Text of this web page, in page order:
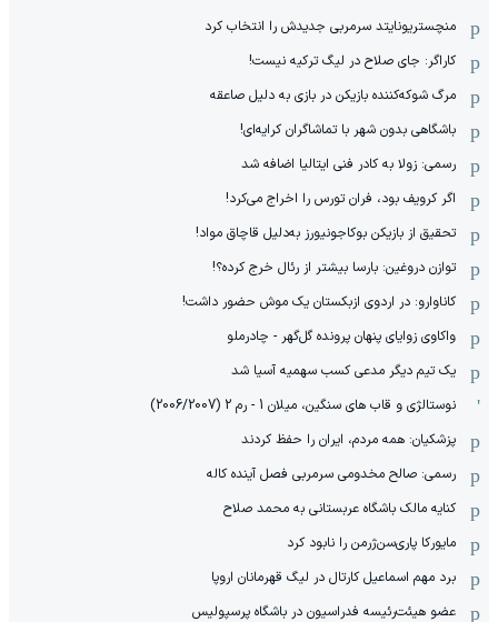
منچستریونایتد سرمربی جدیدش را انتخاب کرد
کاراگر: جای صلاح در لیگ ترکیه نیست!
مرگ شوکه‌کننده بازیکن در بازی به دلیل صاعقه
باشگاهی بدون شهر با تماشاگران کرایه‌ای!
رسمی: زولا به کادر فنی ایتالیا اضافه شد
اگر کرویف بود، فران تورس را اخراج می‌کرد!
تحقیق از بازیکن بوکاجونیورز به‌دلیل قاچاق مواد!
توازن دروغین: بارسا بیشتر از رئال خرج کرده؟!
کاناوارو: در اردوی ازبکستان یک موش حضور داشت!
واکاوی زوایای پنهان پرونده گل‌گهر - چادرملو
یک تیم دیگر مدعی کسب سهمیه آسیا شد
نوستالژی و قاب های سنگین، میلان 1 - رم 2 (2006/2007)
پزشکیان: همه مردم، ایران را حفظ کردند
رسمی: صالح مخدومی سرمربی فصل آینده کاله
کنایه مالک باشگاه عربستانی به محمد صلاح
مایورکا پاری‌سن‌ژرمن را نابود کرد
برد مهم اسماعیل کارتال در لیگ قهرمانان اروپا
عضو هیئت‌رئیسه فدراسیون در باشگاه پرسپولیس